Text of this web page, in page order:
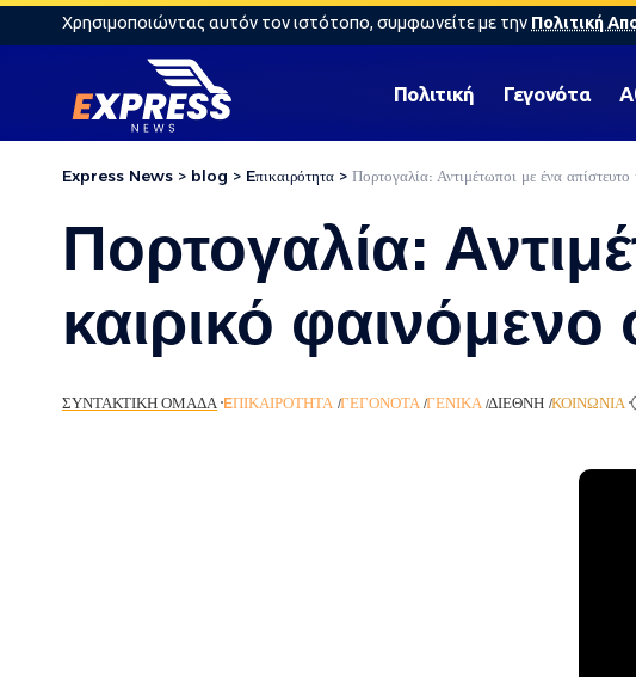
Χρησιμοποιώντας αυτόν τον ιστότοπο, συμφωνείτε με την Πολιτική
Πολιτική Γεγονότα
Express News > blog > Eπικαιρότητα > Πορτογαλία: Αντιμέτωποι με ένα
Πορτογαλία:
καιρικό
ΣΥΝΤΑΚΤΙΚΉ ΟΜΆΔΑ EΠΙΚΑΙΡΌΤΗΤΑ ΓΕΓΟΝΌΤΑ ΓΕΝΙΚΆ ΔΙΕΘΝΉ ΚΟΙΝΩΝΊΑ